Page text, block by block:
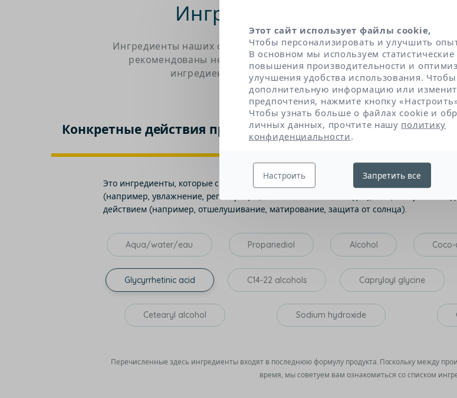
Ингредиенты под
Ингредиенты наших формул были отобраны в соответствии с очень
рекомендованы независимыми экспертами. Компоненты
ингредиентов. Щелкнув по названию, вы узнаете
Конкретные действия продукта Текстура и
Это ингредиенты, которые способствуют эффективности продукта: те, которые
(например, увлажнение, регенерация, восстановление липидов), и те, которые
действием (например, отшелушивание, матирование, защита от солнца).
Aqua/water/eau Propanediol Alcohol
Glycyrrhetinic acid C14-22 alcohols Capryloyl glycine
Cetearyl alcohol Sodium hydroxide
Перечисленные здесь ингредиенты входят в последнюю формулу продукта. Поскольку между
время, мы советуем вам ознакомиться со списком
Этот сайт использует файлы cookie,
Чтобы персонализировать и улучшить
В основном мы используем
повышения производительности и
улучшения удобства использования.
дополнительную информацию или
предпочтения, нажмите кнопку
Чтобы узнать больше о файлах cookie и
личных данных, прочтите нашу политику
конфиденциальности.
Настроить Запретить все